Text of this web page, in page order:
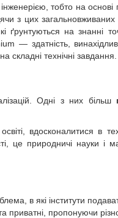
тобто на основі
з цих загальновживаних
на знанні
— здатність,
технічні завдання.
Одні з них більш
вдосконалитися в
це природничі науки і
в які інститути
приватні, пропонуючи